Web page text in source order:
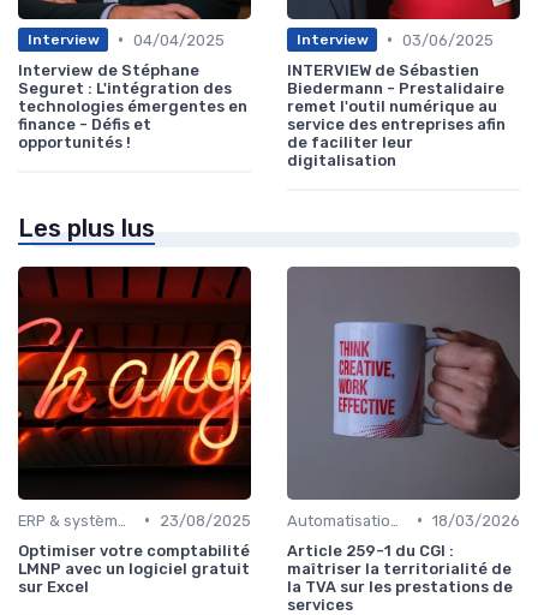
Interview • 04/04/2025
Interview de Stéphane
Seguret : L'intégration des
technologies émergentes en
finance - Défis et
opportunités !
Interview • 03/06/2025
INTERVIEW de Sébastien
Biedermann - Prestalidaire
remet l'outil numérique au
service des entreprises afin
de faciliter leur
digitalisation
Les plus lus
•
23/08/2025
Optimiser votre comptabilité
LMNP avec un logiciel gratuit
sur Excel
• 18/03/2026
Article 259-1 du CGI :
maîtriser la territorialité de
la TVA sur les prestations de
services